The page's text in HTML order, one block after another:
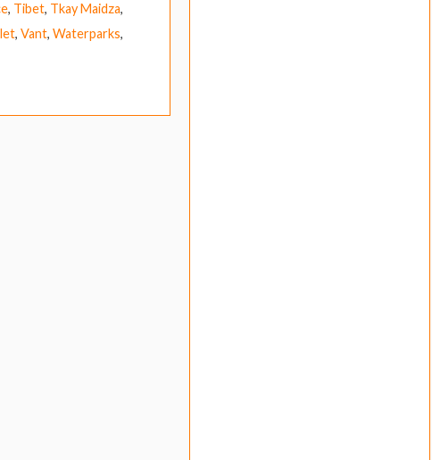
, Tibet, Tkay Maidza,
, Vant, Waterparks,